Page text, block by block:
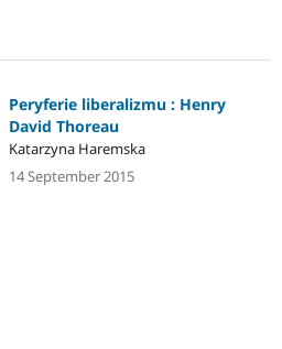
Peryferie liberalizmu : Henry
David Thoreau
Katarzyna Haremska
14 September 2015